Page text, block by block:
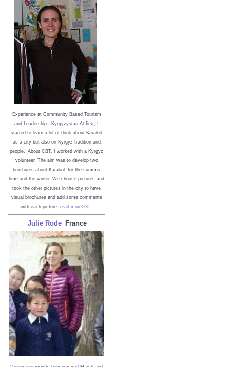
Experience at Community Based Tourism
and Leadership - Kyrgyzystan At first, I
started to learn a lot of think about Karakol
as a city but also on Kyrgyz tradition and
people. About CBT, I worked with a Kyrgyz
volunteer. The aim was to develop two
brochures about Karakol: for the summer
time and the winter. We choose pictures and
took the other pictures in the city to have
visual brochures and add some comments
with each picture. read more>>>
Julie Rode France